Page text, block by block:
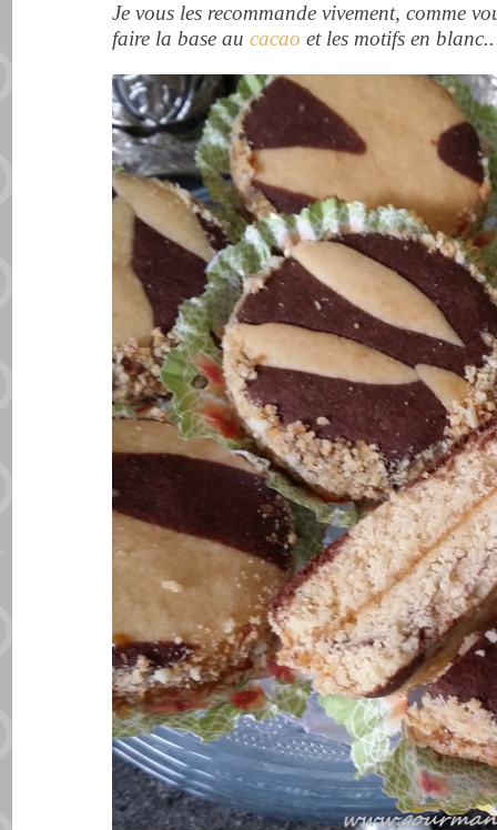
Je vous les recommande vivement, comme
faire la base aucacao et les motifs en blanc..